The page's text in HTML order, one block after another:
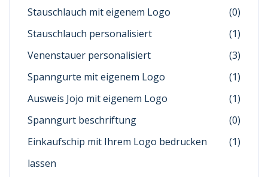
Stauschlauch mit eigenem Logo
(0)
Stauschlauch personalisiert
(1)
Venenstauer personalisiert
(3)
Spanngurte mit eigenem Logo
(1)
Ausweis Jojo mit eigenem Logo
(1)
Spanngurt beschriftung
(0)
Einkaufschip mit Ihrem Logo bedrucken
lassen
(1)